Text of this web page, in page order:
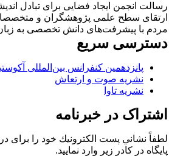
انجمن ایجاد فضایی برای تبادل
سطح علمی پژوهشگران و متخصصان
با پیشرفت‌های دانش تخصصی به زبان
سریع
پانزدهمین کنفرانس بین‌المللی
نشریه صوت و ارتعاش
نشریه تاوا
در خبرنامه
نشاني پست الكترونيك خود را برای
در كادر زير وارد نمایید.